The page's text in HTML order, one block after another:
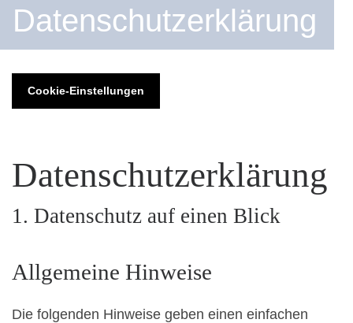
Datenschutzerklärung
Cookie-Einstellungen
Datenschutz­erklärung
1. Datenschutz auf einen Blick
Allgemeine Hinweise
Die folgenden Hinweise geben einen einfachen